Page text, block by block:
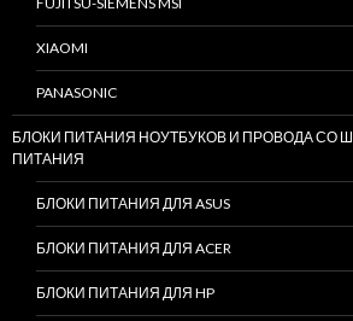
XIAOMI
PANASONIC
БЛОКИ ПИТАНИЯ НОУТБУКОВ И ПРОВОДА СО
ПИТАНИЯ
БЛОКИ ПИТАНИЯ ДЛЯ ASUS
БЛОКИ ПИТАНИЯ ДЛЯ ACER
БЛОКИ ПИТАНИЯ ДЛЯ HP